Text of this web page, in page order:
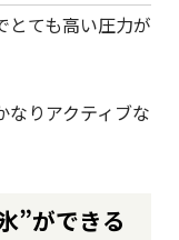
とても高い圧力が
なりアクティブな
”ができる